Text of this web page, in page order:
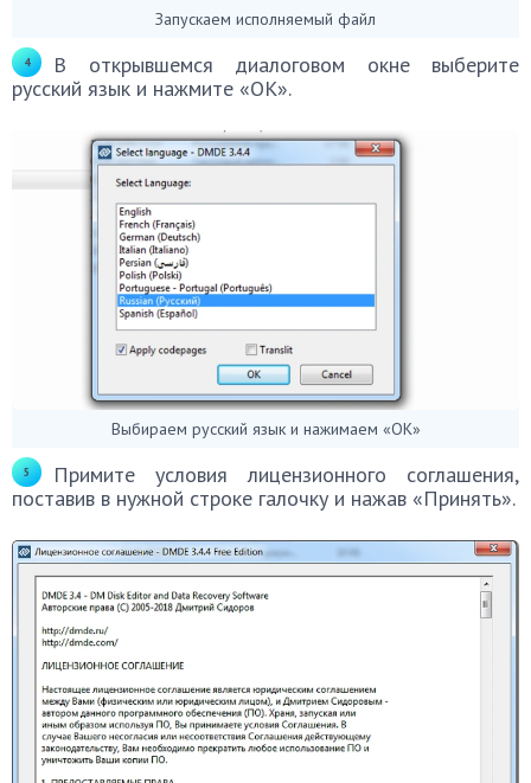
Запускаем исполняемый файл
В открывшемся диалоговом окне выберите
русский язык и нажмите «ОК».
Выбираем русский язык и нажимаем «ОК»
Примите условия лицензионного соглашения,
поставив в нужной строке галочку и нажав «Принять».